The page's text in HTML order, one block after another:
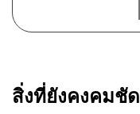
สิ่งที่ยังคงคมชัด